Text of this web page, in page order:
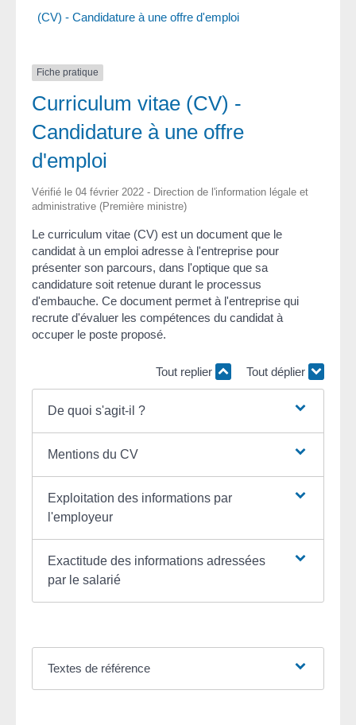
(CV) - Candidature à une offre d'emploi
Fiche pratique
Curriculum vitae (CV) -
Candidature à une offre
d'emploi
Vérifié le 04 février 2022 - Direction de l'information légale et
administrative (Première ministre)
Le curriculum vitae (CV) est un document que le
candidat à un emploi adresse à l'entreprise pour
présenter son parcours, dans l'optique que sa
candidature soit retenue durant le processus
d'embauche. Ce document permet à l'entreprise qui
recrute d'évaluer les compétences du candidat à
occuper le poste proposé.
Tout replier Tout déplier
De quoi s'agit-il ?
Mentions du CV
Exploitation des informations par
l'employeur
Exactitude des informations adressées
par le salarié
Textes de référence